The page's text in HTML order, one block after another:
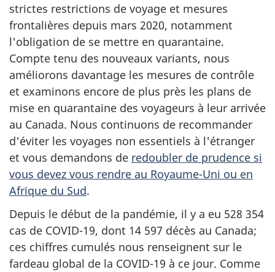
strictes restrictions de voyage et mesures
frontalières depuis mars 2020, notamment
l'obligation de se mettre en quarantaine.
Compte tenu des nouveaux variants, nous
améliorons davantage les mesures de contrôle
et examinons encore de plus près les plans de
mise en quarantaine des voyageurs à leur arrivée
au Canada. Nous continuons de recommander
d'éviter les voyages non essentiels à l'étranger
et vous demandons de redoubler de prudence si
vous devez vous rendre au Royaume-Uni ou en
Afrique du Sud.
Depuis le début de la pandémie, il y a eu 528 354
cas de COVID-19, dont 14 597 décès au Canada;
ces chiffres cumulés nous renseignent sur le
fardeau global de la COVID-19 à ce jour. Comme